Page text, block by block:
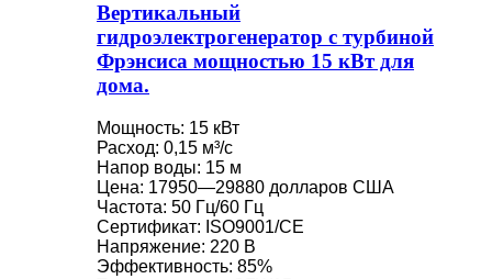
Вертикальный
гидроэлектрогенератор с турбиной
Фрэнсиса мощностью 15 кВт для
дома.
Мощность: 15 кВт
Расход: 0,15 м³/с
Напор воды: 15 м
Цена: 17950—29880 долларов США
Частота: 50 Гц/60 Гц
Сертификат: ISO9001/CE
Напряжение: 220 В
Эффективность: 85%